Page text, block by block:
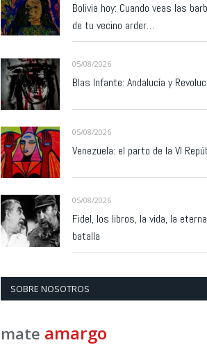
Bolivia hoy: Cuando veas las
de tu vecino arder…
05/08/2026
Blas Infante: Andalucía y
05/08/2026
Venezuela: el parto de la VI
05/08/2026
Fidel, los libros, la vida, la eterna
batalla
SOBRE NOSOTROS
mate amargo